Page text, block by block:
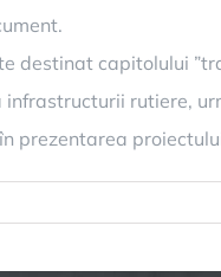
destinat capitolului
rutiere,
prezentarea